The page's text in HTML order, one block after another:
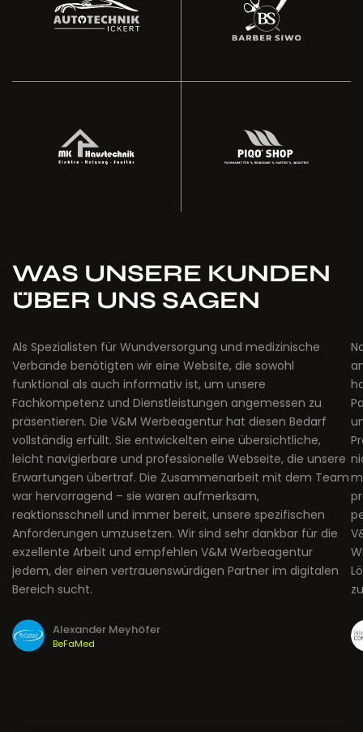
Autotechnik Ickert – Ihr
bester Autoreparaturservice
Barber Siwo – Moderne
Barber-Services
MK-haustechnik –
Meisterservice
Der top Marken-shop im
Gewerbegebiet Heiligenroth
WAS UNSERE KUNDEN
ÜBER UNS SAGEN
Als Spezialisten für Wundversorgung und medizinische
Verbände benötigten wir eine Website, die sowohl
funktional als auch informativ ist, um unsere
Fachkompetenz und Dienstleistungen angemessen zu
präsentieren. Die V&M Werbeagentur hat diesen Bedarf
vollständig erfüllt. Sie entwickelten eine übersichtliche,
leicht navigierbare und professionelle Webseite, die unsere
Erwartungen übertraf. Die Zusammenarbeit mit dem Team
war hervorragend – sie waren aufmerksam,
reaktionsschnell und immer bereit, unsere spezifischen
Anforderungen umzusetzen. Wir sind sehr dankbar für die
exzellente Arbeit und empfehlen V&M Werbeagentur
jedem, der einen vertrauenswürdigen Partner im digitalen
Bereich sucht.
Alexander Meyhöfer
BeFaMed